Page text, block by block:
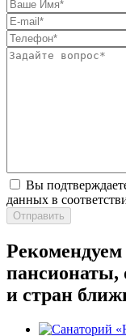
Вы
данных в
Отправить
пансионаты,
и стран